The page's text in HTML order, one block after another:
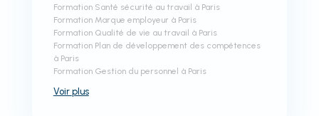
Formation Santé sécurité au travail à Paris
Formation Marque employeur à Paris
Formation Qualité de vie au travail à Paris
Formation Plan de développement des compétences
à Paris
Formation Gestion du personnel à Paris
Voir plus